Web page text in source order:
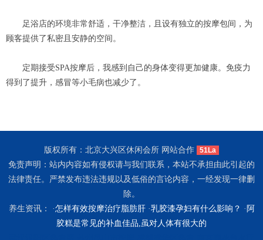
足浴店的环境非常舒适，干净整洁，且设有独立的按摩包间，为
顾客提供了私密且安静的空间。
定期接受SPA按摩后，我感到自己的身体变得更加健康。免疫力
得到了提升，感冒等小毛病也减少了。
版权所有：北京大兴区休闲会所 网站合作 51La
免责声明：站内内容如有侵权请与我们联系，本站不承担由此引起的
法律责任。严禁发布违法违规以及低俗的言论内容，一经发现一律删
除。
养生资讯： ·怎样有效按摩治疗脂肪肝·乳胶漆孕妇有什么影响？ · 阿
胶糕是常见的补血佳品,虽对人体有很大的